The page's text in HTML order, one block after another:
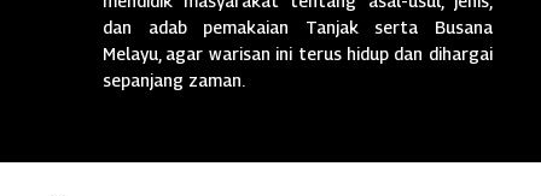
dan adab pemakaian Tanjak serta Busana
Melayu, agar warisan ini terus hidup dan dihargai
sepanjang zaman.